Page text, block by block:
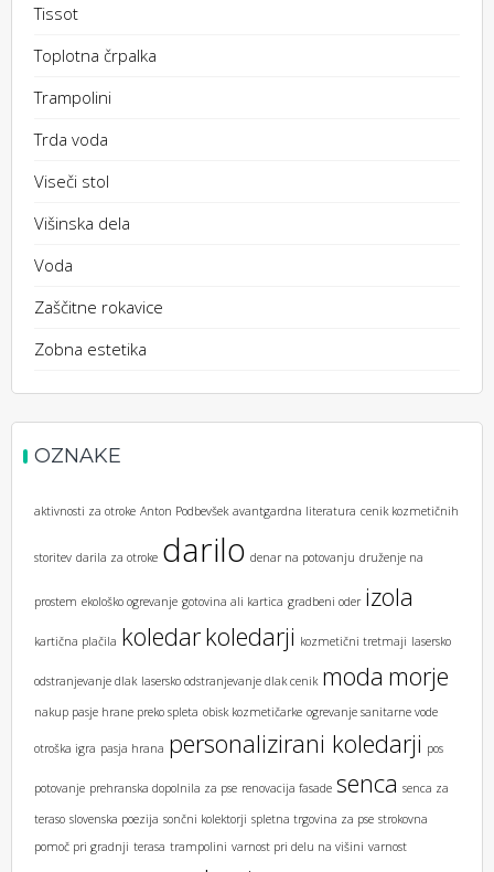
Tissot
Toplotna črpalka
Trampolini
Trda voda
Viseči stol
Višinska dela
Voda
Zaščitne rokavice
Zobna estetika
OZNAKE
aktivnosti za otroke Anton Podbevšek avantgardna literatura cenik kozmetičnih
storitev darila za otroke darilo denar na potovanju druženje na
prostem ekološko ogrevanje gotovina ali kartica gradbeni oder izola
kartična plačila koledarkoledarji kozmetični tretmaji lasersko
odstranjevanje dlak lasersko odstranjevanje dlak cenik moda morje
nakup pasje hrane preko spleta obisk kozmetičarke ogrevanje sanitarne vode
otroška igra pasja hrana personalizirani koledarji pos
potovanje prehranska dopolnila za pse renovacija fasade senca senca za
teraso slovenska poezija sončni kolektorji spletna trgovina za pse strokovna
pomoč pri gradnji terasa trampolini varnost pri delu na višini varnost